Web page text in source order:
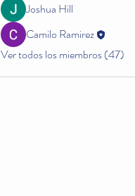
Joshua Hill
Camilo Ramirez
Ver todos los miembros (47)